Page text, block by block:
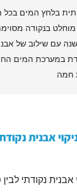
בלחץ המים בכל
מוחלט בנקודה
עם שילוב של
במערכת המים
חמה
אבנית